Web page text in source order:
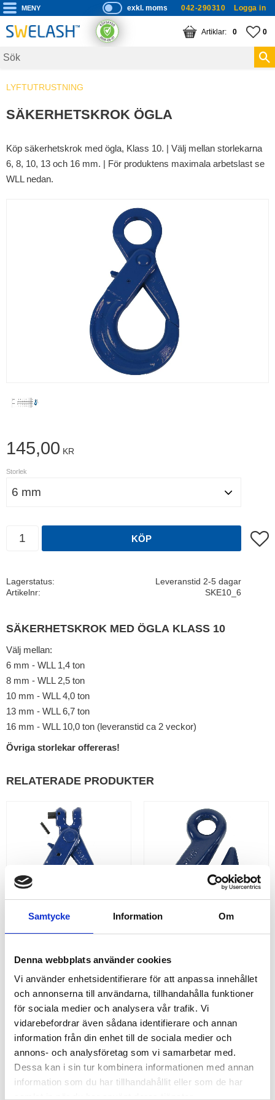
Samtycke Information Om
Denna webbplats använder cookies
Vi använder enhetsidentifierare för att anpassa innehållet
och annonserna till användarna, tillhandahålla funktioner
för sociala medier och analysera vår trafik. Vi
vidarebefordrar även sådana identifierare och annan
information från din enhet till de sociala medier och
annons- och analysföretag som vi samarbetar med.
Dessa kan i sin tur kombinera informationen med annan
information som du har tillhandahållit eller som de har
Meny
P
ri
s
s
exkl. moms 042-290310 Logga in
0
KUNDVAGN
ANTAL 0
LYFTUTRUSTNING
SÄKERHETSKROK ÖGLA
Köp säkerhetskrok med ögla, Klass 10. | Välj mellan storlekarna
6, 8, 10, 13 och 16 mm. | För produktens maximala arbetslast se
WLL nedan.
145,00 KR
Storlek
KÖP Lägg
Lagerstatus
Leveranstid 2-5 dagar
Artikelnr
SKE10_6
SÄKERHETSKROK MED ÖGLA KLASS 10
Välj mellan:
6 mm - WLL 1,4 ton
8 mm - WLL 2,5 ton
10 mm - WLL 4,0 ton
13 mm - WLL 6,7 ton
16 mm - WLL 10,0 ton (leveranstid ca 2 veckor)
Övriga storlekar offereras!
RELATERADE PRODUKTER
GAFFEL
Köp säkerhetskrok med
gaffelfäste, klass 10. | Välj
mellan storlekarna 6, 8, 10, 13
maximala arbetslast se WLL
nedan
185,00
INFO
Köp förkortningskrok med ögla,
klass 10. | Välj mellan
storlekarna 6, 8, 10, 13 och 16
maximala arbetslast se WLL
nedan.
46,00
INFO